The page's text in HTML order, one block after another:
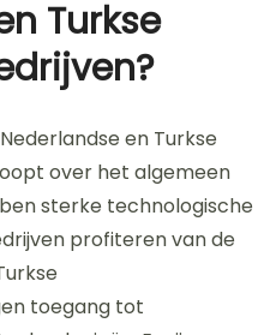
tussen
Turkse